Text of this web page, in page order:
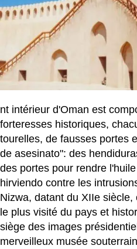
nt intérieur d'Oman est
forteresses historiques,
tourelles, de fausses portes
de asesinato": des
des portes pour rendre
hirviendo contre les
Nizwa, datant du XIIe
le plus visité du pays et
siège des images
merveilleux musée